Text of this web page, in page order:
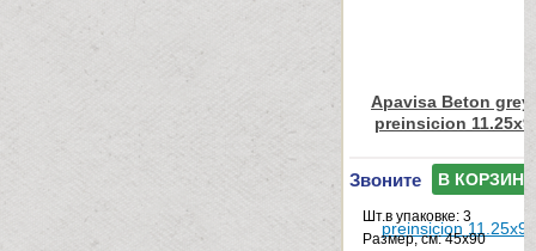
Apavisa Beton
preinsicion
Звоните В КОРЗИНУ
Шт.в упаковке: 3
Размер, см: 45x90